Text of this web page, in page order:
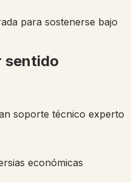
para sostenerse bajo
sentido
soporte técnico experto
económicas